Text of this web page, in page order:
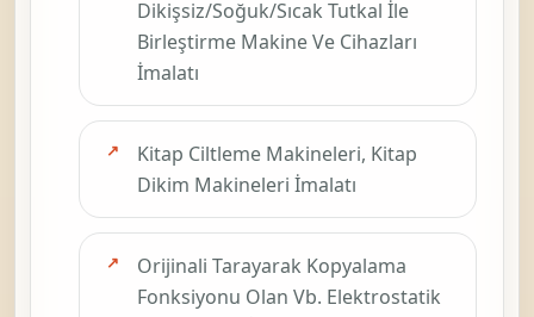
faaliyet bu
başlığa
kod da ayrıca
edilmelidir.
Bu sayfadaki
ciltleme
makineleri ile